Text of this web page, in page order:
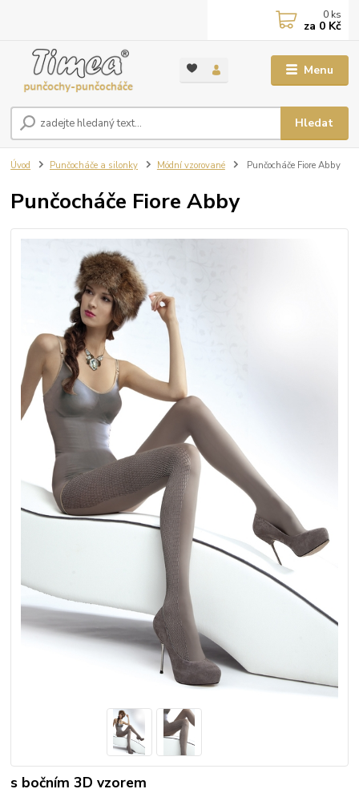
Menu
Hledat
0 ks
za 0 Kč
Úvod Punčocháče a silonky Módní vzorované Punčocháče Fiore Abby
Punčocháče Fiore Abby
s bočním 3D vzorem